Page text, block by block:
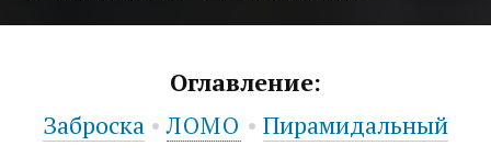
Оглавление:
Заброска • ЛОМО • Пирамидальный